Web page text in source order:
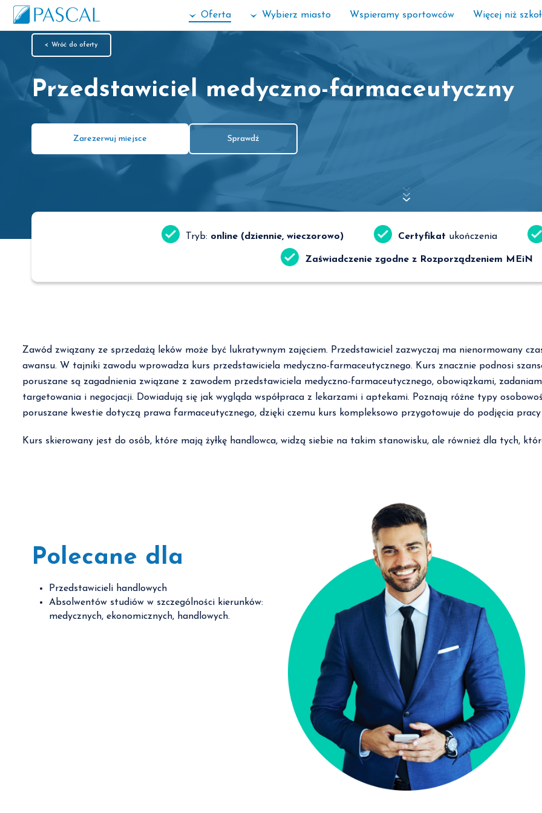
Oferta Wybierz miasto Wspieramy sportowców Więcej niż
< Wróć do oferty
Przedstawiciel medyczno-farmaceutyczny
Zarezerwuj miejsce Sprawdź
Tryb: online (dziennie, wieczorowo) Certyfikat ukończenia
Zaświadczenie zgodne z Rozporządzeniem MEiN
Zawód związany ze sprzedażą leków może być lukratywnym zajęciem. Przedstawiciel zazwyczaj ma nienormowany
awansu. W tajniki zawodu wprowadza kurs przedstawiciela medyczno-farmaceutycznego. Kurs znacznie podnosi
poruszane są zagadnienia związane z zawodem przedstawiciela medyczno-farmaceutycznego, obowiązkami,
targetowania i negocjacji. Dowiadują się jak wygląda współpraca z lekarzami i aptekami. Poznają różne typy
poruszane kwestie dotyczą prawa farmaceutycznego, dzięki czemu kurs kompleksowo przygotowuje do podjęcia pracy
Kurs skierowany jest do osób, które mają żyłkę handlowca, widzą siebie na takim stanowisku, ale również dla tych,
Polecane dla
Przedstawicieli handlowych
Absolwentów studiów w szczególności kierunków:
medycznych, ekonomicznych, handlowych.